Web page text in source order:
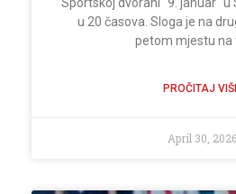
u 20 časova. Sloga je na
petom mjestu na
PROČITAJ
April 30, 2026